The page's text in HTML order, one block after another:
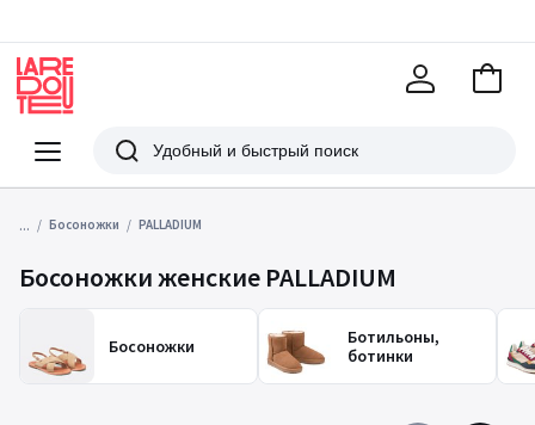
Меню
Redoute
Поиск
В
... Босоножки PALLADIUM
Босоножки женские PALLADIUM
Босоножки
Ботильоны,
ботинки